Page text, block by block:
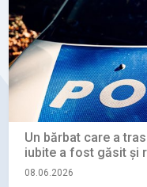
Un bărbat care a
iubite a fost găsit și
08.06.2026